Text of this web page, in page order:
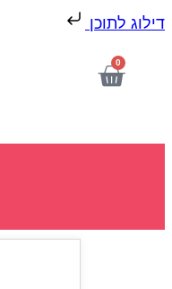
דילוג לתוכן
0